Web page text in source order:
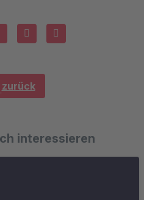
zurück
interessieren